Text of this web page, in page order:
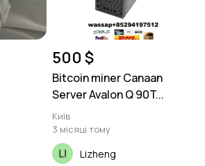
500 $
Bitcoin miner Canaan
Server Avalon Q 90T...
Київ
3 місяці тому
Lizheng